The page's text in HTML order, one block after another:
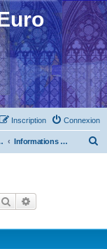
Connexion
Inscription
Informations générales
Rechercher